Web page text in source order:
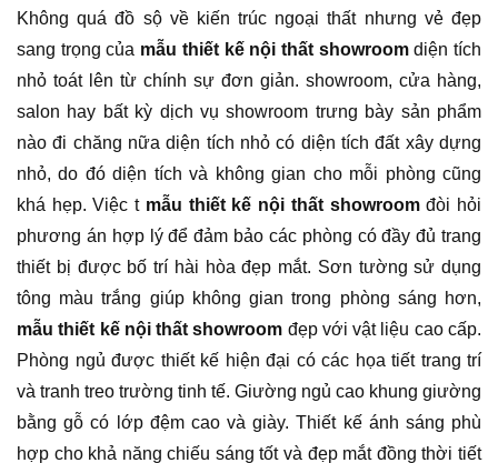
Không quá đồ sộ về kiến trúc ngoại thất nhưng vẻ đẹp
sang trọng của mẫu thiết kế nội thất showroomdiện tích
nhỏ toát lên từ chính sự đơn giản. showroom, cửa hàng,
salon hay bất kỳ dịch vụ showroom trưng bày sản phẩm
nào đi chăng nữa diện tích nhỏ có diện tích đất xây dựng
nhỏ, do đó diện tích và không gian cho mỗi phòng cũng
khá hẹp. Việc t mẫu thiết kế nội thất showroomđòi hỏi
phương án hợp lý để đảm bảo các phòng có đầy đủ trang
thiết bị được bố trí hài hòa đẹp mắt. Sơn tường sử dụng
tông màu trắng giúp không gian trong phòng sáng hơn,
mẫu thiết kế nội thất showroom đẹp với vật liệu cao cấp.
Phòng ngủ được thiết kế hiện đại có các họa tiết trang trí
và tranh treo trường tinh tế. Giường ngủ cao khung giường
bằng gỗ có lớp đệm cao và giày. Thiết kế ánh sáng phù
hợp cho khả năng chiếu sáng tốt và đẹp mắt đồng thời tiết